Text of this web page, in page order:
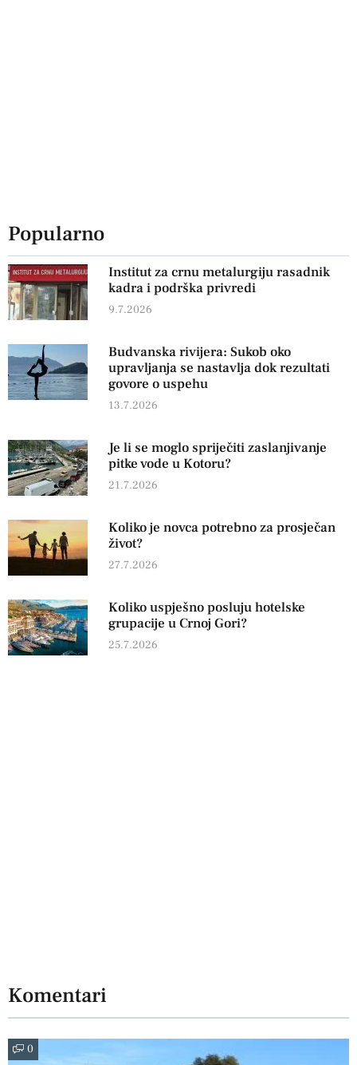
Popularno
Institut za crnu metalurgiju rasadnik
kadra i podrška privredi
9.7.2026
Budvanska rivijera: Sukob oko
upravljanja se nastavlja dok rezultati
govore o uspehu
13.7.2026
Je li se moglo spriječiti zaslanjivanje
pitke vode u Kotoru?
21.7.2026
Koliko je novca potrebno za prosječan
život?
27.7.2026
Koliko uspješno posluju hotelske
grupacije u Crnoj Gori?
25.7.2026
Komentari
0